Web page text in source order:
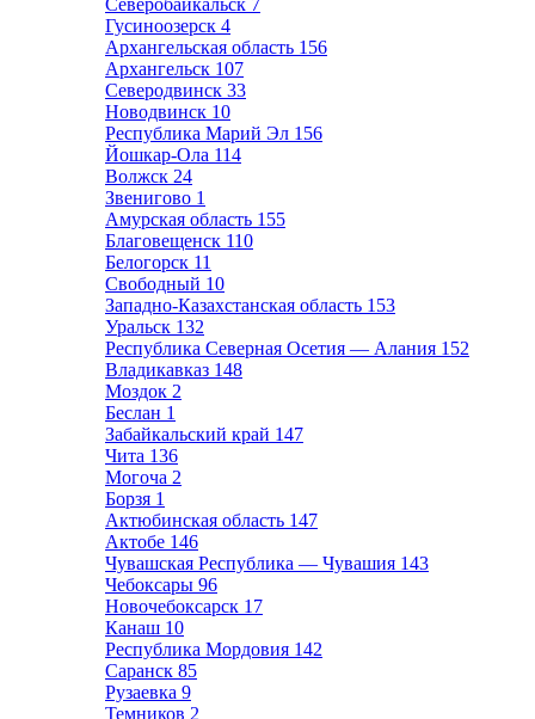
Северобайкальск 7
Гусиноозерск 4
Архангельская область 156
Архангельск 107
Северодвинск 33
Новодвинск 10
Республика Марий Эл 156
Йошкар-Ола 114
Волжск 24
Звенигово 1
Амурская область 155
Благовещенск 110
Белогорск 11
Свободный 10
Западно-Казахстанская область 153
Уральск 132
Республика Северная Осетия — Алания 152
Владикавказ 148
Моздок 2
Беслан 1
Забайкальский край 147
Чита 136
Могоча 2
Борзя 1
Актюбинская область 147
Актобе 146
Чувашская Республика — Чувашия 143
Чебоксары 96
Новочебоксарск 17
Канаш 10
Республика Мордовия 142
Саранск 85
Рузаевка 9
Темников 2